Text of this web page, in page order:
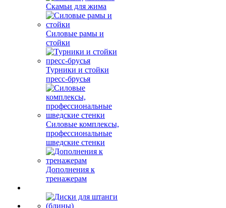
Скамьи для жима
Силовые рамы и
стойки
Турники и стойки
пресс-брусья
Силовые комплексы,
профессиональные
шведские стенки
Дополнения к
тренажерам